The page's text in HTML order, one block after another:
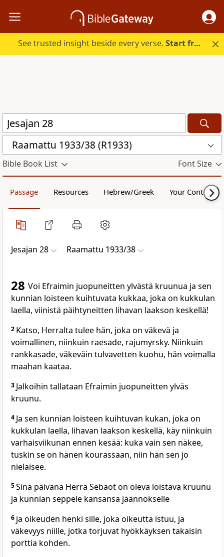
See trusted insight beside every verse.Start free.
Raamattu 1933/38 (R1933)
Bible Book List Font Size
Passage Resources Hebrew/Greek Your Content
Jesajan 28 Raamattu 1933/38
28 Voi Efraimin juopuneitten ylvästä kruunua ja sen
kunnian loisteen kuihtuvata kukkaa, joka on kukkulan
laella, viinistä päihtyneitten lihavan laakson keskellä!
2 Katso, Herralta tulee hän, joka on väkevä ja
voimallinen, niinkuin raesade, rajumyrsky. Niinkuin
rankkasade, väkeväin tulvavetten kuohu, hän voimalla
maahan kaataa.
3 Jalkoihin tallataan Efraimin juopuneitten ylväs
kruunu.
4 Ja sen kunnian loisteen kuihtuvan kukan, joka on
kukkulan laella, lihavan laakson keskellä, käy niinkuin
varhaisviikunan ennen kesää: kuka vain sen näkee,
tuskin se on hänen kourassaan, niin hän sen jo
nielaisee.
5Sinä päivänä Herra Sebaot on oleva loistava kruunu
ja kunnian seppele kansansa jäännökselle
6 ja oikeuden henki sille, joka oikeutta istuu, ja
väkevyys niille, jotka torjuvat hyökkäyksen takaisin
porttia kohden.